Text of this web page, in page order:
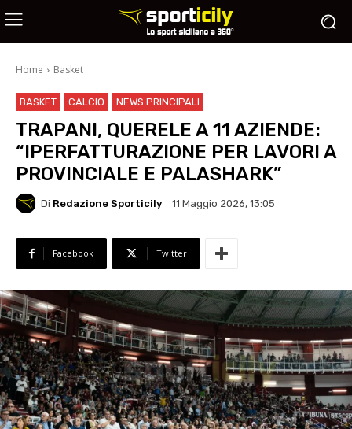
Home Basket
BASKET CALCIO NEWS PRINCIPALI
TRAPANI, QUERELE A 11 AZIENDE:
“IPERFATTURAZIONE PER LAVORI A
PROVINCIALE E PALASHARK”
Di Redazione Sporticily 11 Maggio 2026, 13:05
Facebook Twitter